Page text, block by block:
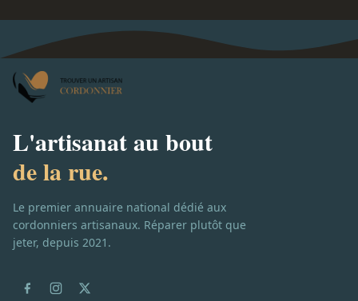
L'artisanat au bout
de la rue.
Le premier annuaire national dédié aux
cordonniers artisanaux. Réparer plutôt que
jeter, depuis 2021.